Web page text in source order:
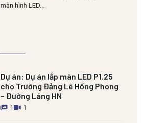
màn hình LED...
Dự án: Dự án lắp màn LED P1.25
cho Trường Đảng Lê Hồng Phong
– Đường Láng HN
1 1